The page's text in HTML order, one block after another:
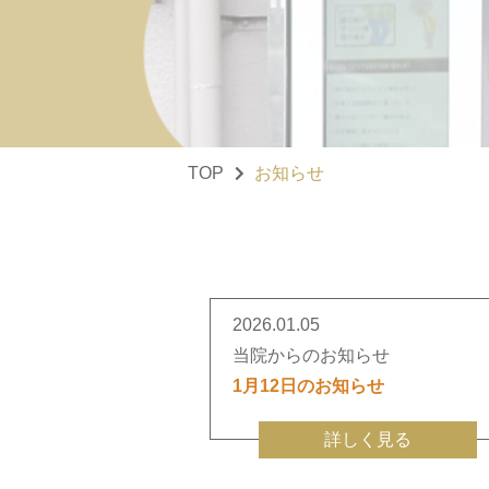
TOP お知らせ
2026.01.05
当院からのお知らせ
1月12日のお知らせ
詳しく見る